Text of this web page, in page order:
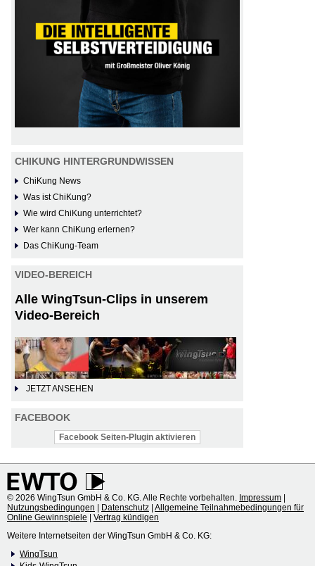
CHIKUNG HINTERGRUNDWISSEN
ChiKung News
Was ist ChiKung?
Wie wird ChiKung unterrichtet?
Wer kann ChiKung erlernen?
Das ChiKung-Team
VIDEO-BEREICH
Alle WingTsun-Clips in unserem
Video-Bereich
JETZT ANSEHEN
FACEBOOK
Facebook Seiten-Plugin aktivieren
© 2026 WingTsun GmbH & Co. KG. Alle Rechte vorbehalten. Impressum
Nutzungsbedingungen
Datenschutz Allgemeine Teilnahmebedingungen für
Online Gewinnspiele
Vertrag kündigen
Weitere Internetseiten der WingTsun GmbH & Co. KG:
WingTsun